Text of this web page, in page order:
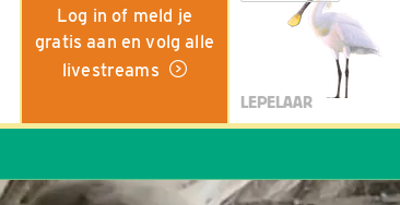
Log in of meld je
gratis aan en volg alle
livestreams
LEPELAAR